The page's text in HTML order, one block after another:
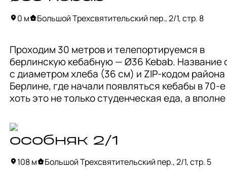
появилось место, которого явно всем не
лишенное пафоса и суперпродуманности, с
собранной по дачам и балконам мебелью и с
человеческий гараж, где можно выпить и
Первое время в «Сюр» стояли огромные
беспокоило местных жителей, однако
правила тишины и приличия позволили бару
выстоять.
«Сюр как будто разморозил эту часть Китай-
так как в округе открылось еще много классных
в которые мы отправимся дальше.
0 м Большой Трехсвятительский пер., 2/1, стр. 8
Проходим 30 метров и телепортируемся в
берлинскую кебабную — Ø36 Kebab. Название
с диаметром хлеба (36 см) и ZIP-кодом района
Берлине, где начали появляться кебабы в 70-
хоть это не только студенческая еда, а
ведь почти весь XX век этот переулок
Вузовским из-за учебных заведений в округе.
одно из самых крупных там — корпус «Вышки» и
разные НИИ. А изначальное и вернувшееся в
название переулка связано с церковью Трёх
особняк 2/1
108 м Большой Трехсвятительский пер., 2/1, стр. 5